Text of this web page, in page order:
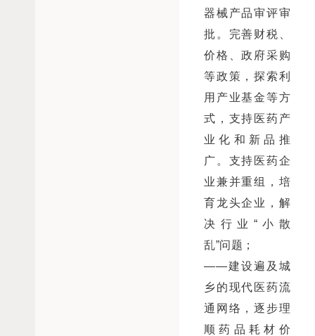
器械产品审评审
批。完善财税、
价格、政府采购
等政策，探索利
用产业基金等方
式，支持医药产
业化和新品推
广。支持医药企
业兼并重组，培
育龙头企业，解
决行业“小散
乱”问题；
——建设遍及城
乡的现代医药流
通网络，逐步理
顺药品耗材价